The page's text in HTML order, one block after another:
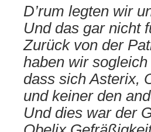
D’rum legten wir
Und das gar nicht
Zurück von der
haben wir
dass sich Asterix,
und keiner den
Und dies war der